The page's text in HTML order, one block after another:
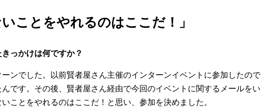
ことをやれるのはここだ！」
っかけは何ですか？
ンでした。以前賢者屋さん主催のインターンイベントに参加したので
です。その後、賢者屋さん経由で今回のイベントに関するメールをい
ことをやれるのはここだ！と思い、参加を決めました。